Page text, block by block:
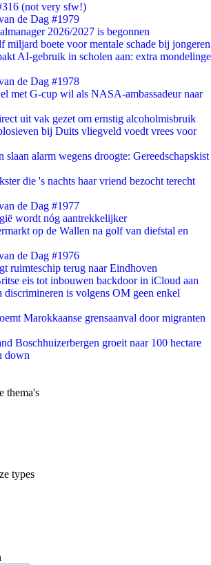
(not very sfw!)
de Dag #1979
2026/2027 is begonnen
miljard boete voor mentale schade bij jongeren
AI-gebruik in scholen aan: extra mondelinge
de Dag #1978
met G-cup wil als NASA-ambassadeur naar
uit vak gezet om ernstig alcoholmisbruik
bij Duits vliegveld voedt vrees voor
slaan alarm wegens droogte: Gereedschapskist
die 's nachts haar vriend bezocht terecht
de Dag #1977
wordt nóg aantrekkelijker
op de Wallen na golf van diefstal en
de Dag #1976
ruimteschip terug naar Eindhoven
eis tot inbouwen backdoor in iCloud aan
discrimineren is volgens OM geen enkel
Marokkaanse grensaanval door migranten
Boschhuizerbergen groeit naar 100 hectare
down
thema's
types